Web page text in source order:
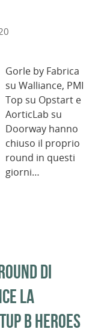
Gorle by Fabrica
su Walliance, PMI
Top su Opstart e
AorticLab su
Doorway hanno
chiuso il proprio
round in questi
giorni…
di
la
B Heroes